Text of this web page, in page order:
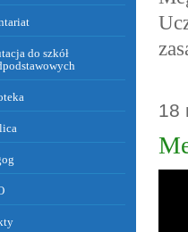
i owoce w sportowym
do szkół
18